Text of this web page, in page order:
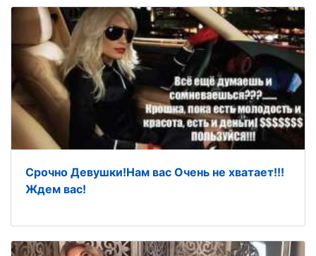
Срочно Девушки!Нам вас Очень не хватает!!!
Ждем вас!